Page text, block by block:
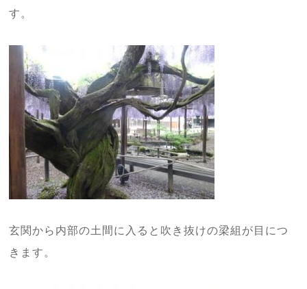
す。
玄関から内部の土間に入ると吹き抜けの梁組が目につ
きます。